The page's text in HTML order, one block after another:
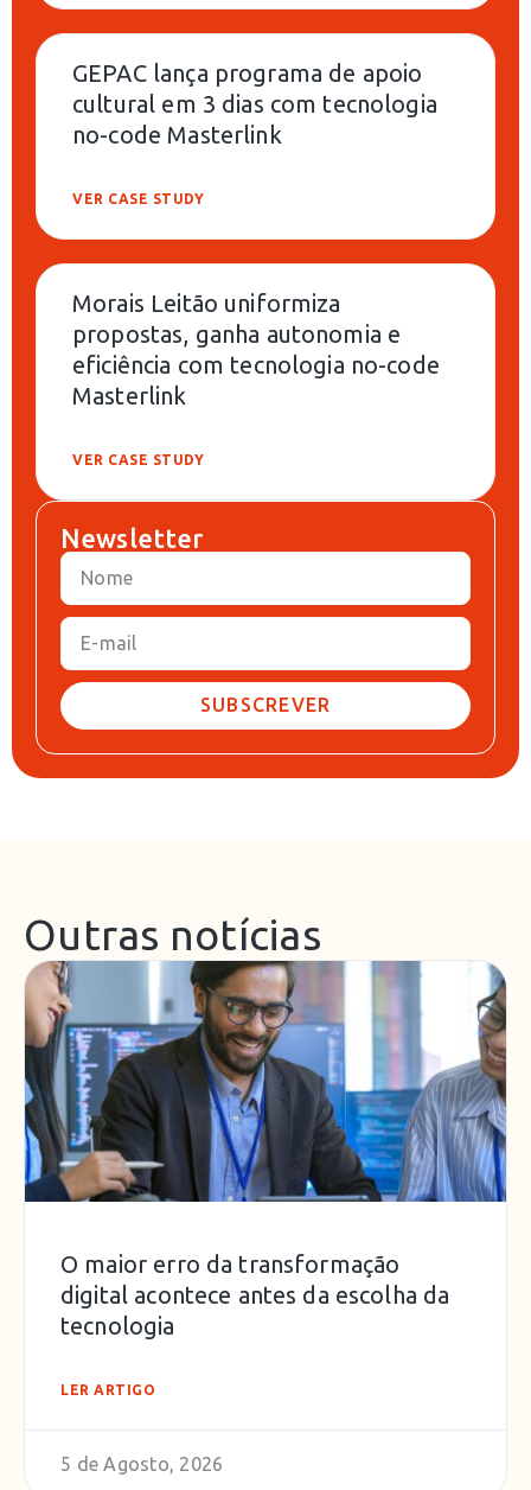
GEPAC lança programa de apoio
cultural em 3 dias com tecnologia
no-code Masterlink
VER CASE STUDY
Morais Leitão uniformiza
propostas, ganha autonomia e
eficiência com tecnologia no-code
Masterlink
VER CASE STUDY
Newsletter
SUBSCREVER
Outras notícias
O maior erro da transformação
digital acontece antes da escolha da
tecnologia
LER ARTIGO
5 de Agosto, 2026